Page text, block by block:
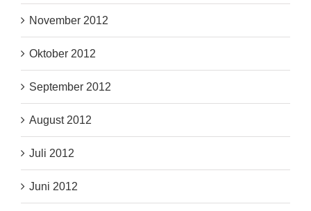
November 2012
Oktober 2012
September 2012
August 2012
Juli 2012
Juni 2012